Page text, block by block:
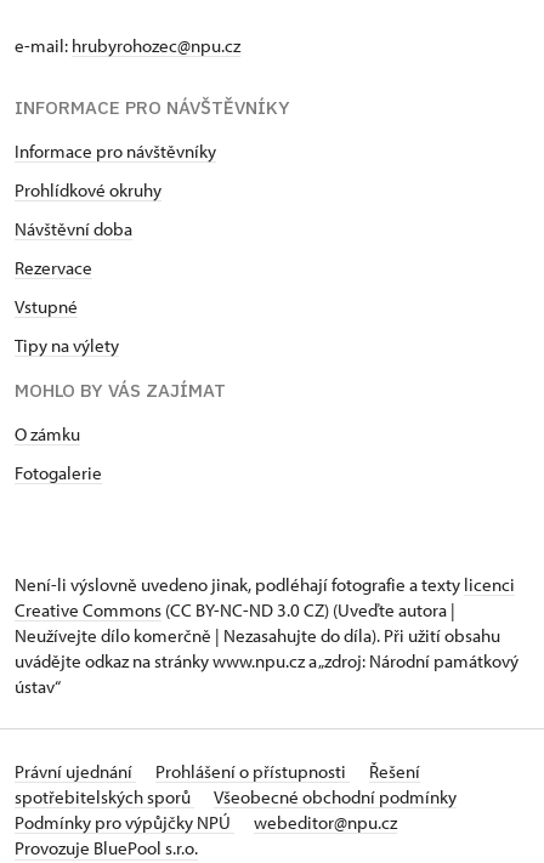
e-mail: hrubyrohozec@npu.cz
INFORMACE PRO NÁVŠTĚVNÍKY
Informace pro návštěvníky
Prohlídkové okruhy
Návštěvní doba
Rezervace
Vstupné
Tipy na výlety
MOHLO BY VÁS ZAJÍMAT
O zámku
Fotogalerie
Není-li výslovně uvedeno jinak, podléhají fotografie a texty licenci
Creative Commons (CC BY-NC-ND 3.0 CZ) (Uveďte autora |
Neužívejte dílo komerčně | Nezasahujte do díla). Při užití obsahu
uvádějte odkaz na stránky www.npu.cz a „zdroj: Národní památkový
ústav“
Právní ujednání Prohlášení o přístupnosti
Řešení
spotřebitelských sporů
Všeobecné obchodní podmínky
Podmínky pro výpůjčky NPÚ
webeditor@npu.cz
Provozuje BluePool s.r.o.